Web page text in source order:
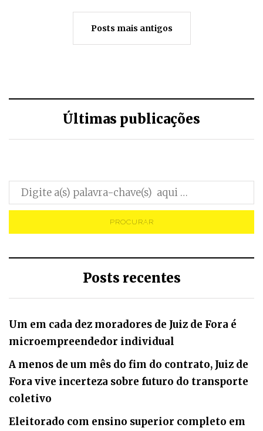
Posts mais antigos
Últimas publicações
Posts recentes
Um em cada dez moradores de Juiz de Fora é
microempreendedor individual
A menos de um mês do fim do contrato, Juiz de
Fora vive incerteza sobre futuro do transporte
coletivo
Eleitorado com ensino superior completo em